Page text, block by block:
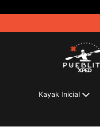
Kayak Inicial